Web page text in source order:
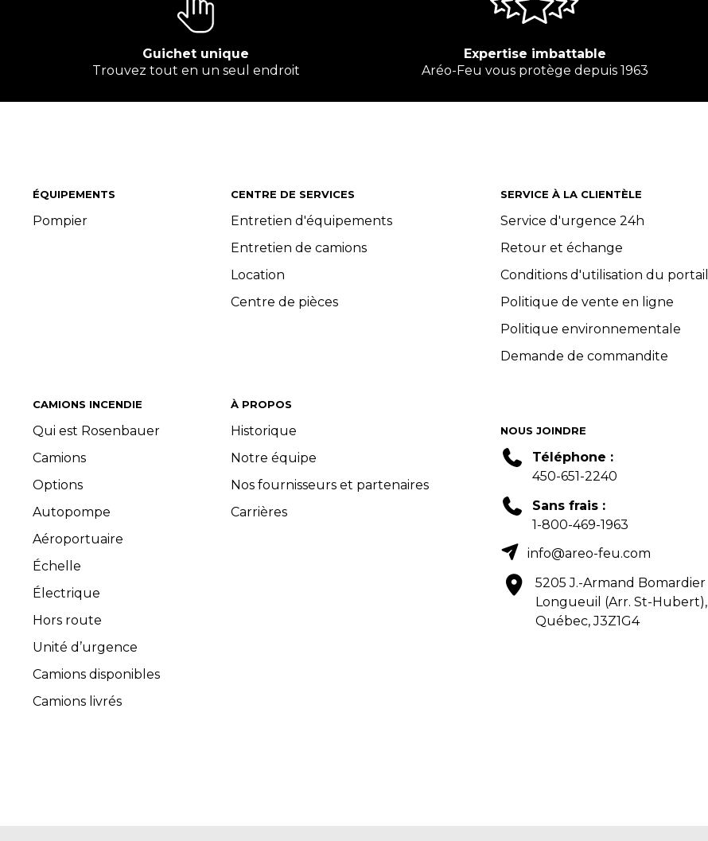
Guichet unique
Trouvez tout en un seul endroit
Expertise imbattable
Aréo-Feu vous protège depuis 1963
ÉQUIPEMENTS
Pompier
CAMIONS INCENDIE
Qui est Rosenbauer
Camions
Options
Autopompe
Aéroportuaire
Échelle
Électrique
Hors route
Unité d’urgence
Camions disponibles
Camions livrés
CENTRE DE SERVICES
Entretien d'équipements
Entretien de camions
Location
Centre de pièces
À PROPOS
Historique
Notre équipe
Nos fournisseurs et partenaires
Carrières
SERVICE À LA CLIENTÈLE
Service d'urgence 24h
Retour et échange
Conditions d'utilisation du portail
Politique de vente en ligne
Politique environnementale
Demande de commandite
NOUS JOINDRE
Téléphone :
450-651-2240
Sans frais :
1-800-469-1963
info@areo-feu.com
5205 J.-Armand Bomardier
Longueuil (Arr. St-Hubert),
Québec, J3Z1G4